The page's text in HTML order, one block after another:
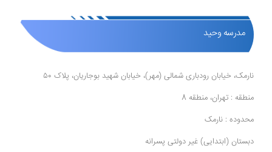
مدرسه وحید
نارمک، خیابان رودباری شمالی (مهر)، خیابان شهید بوجاریان، پلاک ۵۰
منطقه : تهران، منطقه 8
محدوده : نارمک
دبستان (ابتدایی) غیر دولتی پسرانه